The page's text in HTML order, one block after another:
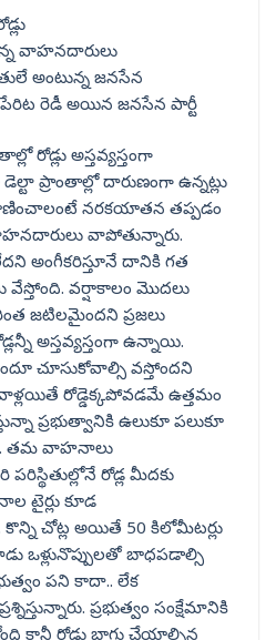
వాహనదారులు
అంటున్న జనసేన
రెడీ అయిన జనసేన పార్టీ
రోడ్లు అస్తవ్యస్తంగా
ప్రాంతాల్లో దారుణంగా ఉన్నట్లు
నరకయాతన తప్పడం
వాపోతున్నారు.
అంగీకరిస్తూనే దానికి గత
వేస్తోంది. వర్షాకాలం మొదలు
జటిలమైందని ప్రజలు
అస్తవ్యస్తంగా ఉన్నాయి.
చూసుకోవాల్సి వస్తోందని
వాళ్లయితే రోడ్డెక్కపోవడమే ఉత్తమం
ప్రభుత్వానికి ఉలుకూ పలుకూ
తమ వాహనాలు
రోడ్ల మీదకు
టైర్లు కూడ
చోట్ల అయితే 50 కిలోమీటర్లు
ఒళ్లునొప్పులతో బాధపడాల్సి
పని కాదా.. లేక
ప్రభుత్వం సంక్షేమానికి
కానీ రోడ్లు బాగు చేయాల్సిన